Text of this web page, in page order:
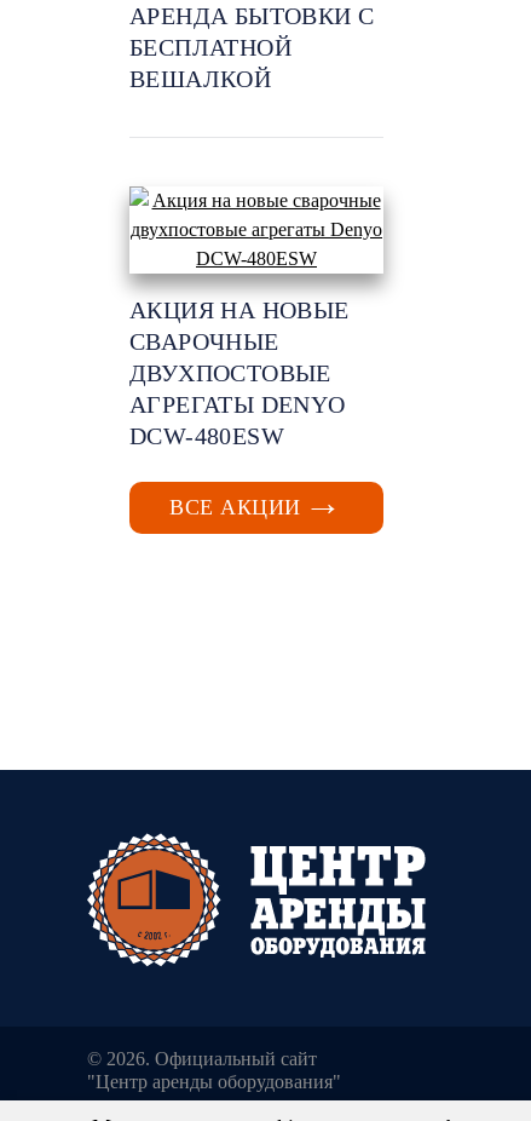
АРЕНДА БЫТОВКИ С
БЕСПЛАТНОЙ
ВЕШАЛКОЙ
АКЦИЯ НА НОВЫЕ
СВАРОЧНЫЕ
ДВУХПОСТОВЫЕ
АГРЕГАТЫ DENYO
DCW-480ESW
ВСЕ АКЦИИ
© 2026. Официальный сайт
"Центр аренды оборудования"